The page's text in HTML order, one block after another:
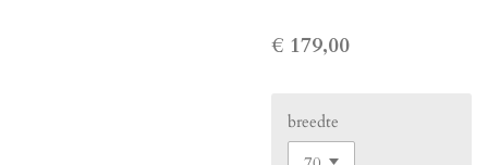
€ 179,00
breedte